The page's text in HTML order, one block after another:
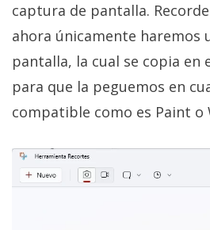
captura de pantalla.
ahora únicamente haremos
pantalla, la cual se copia en
para que la peguemos en
compatible como es Paint